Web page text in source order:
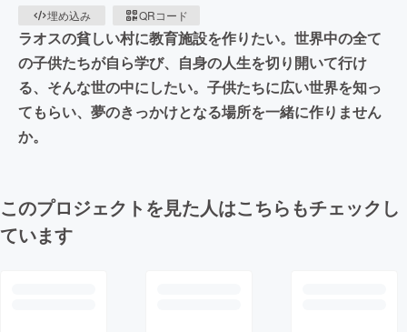
埋め込み
QRコード
ラオスの貧しい村に教育施設を作りたい。世界中の全て
の子供たちが自ら学び、自身の人生を切り開いて行け
る、そんな世の中にしたい。子供たちに広い世界を知っ
てもらい、夢のきっかけとなる場所を一緒に作りません
か。
このプロジェクトを見た人はこちらもチェックし
ています